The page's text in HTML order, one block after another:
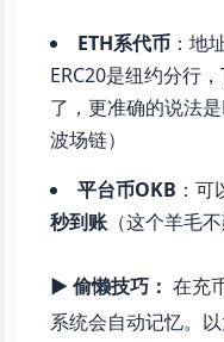
ETH系代币 ：地
ERC20是纽约分行
了，更准确的说法
波场链）
平台币OKB ：
秒到账 （这个羊毛
▶ 偷懒技巧： 在充
系统会自动记忆。